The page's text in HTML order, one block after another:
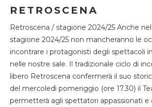
RETROSCENA
Retroscena / stagione 2024/25 Anche
stagione 2024/25 non mancheranno le
incontrare i protagonisti degli spettacoli
nelle nostre sale. Il tradizionale ciclo di
libero Retroscena confermerà il suo
del mercoledì pomeriggio (ore 17.30) il
permetterà agli spettatori appassionati e